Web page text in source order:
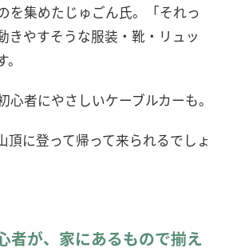
を集めたじゅごん氏。「それっ
きやすそうな服装・靴・リュッ
心者にやさしいケーブルカーも。
頂に登って帰って来られるでしょ
者が、家にあるもので揃え